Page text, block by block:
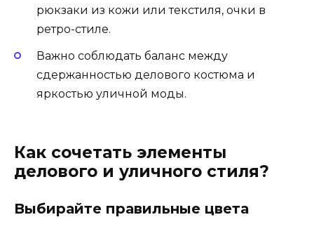
рюкзаки из кожи или текстиля, очки в
ретро-стиле.
Важно соблюдать баланс между
сдержанностью делового костюма и
яркостью уличной моды.
Как сочетать элементы
делового и уличного стиля?
Выбирайте правильные цвета